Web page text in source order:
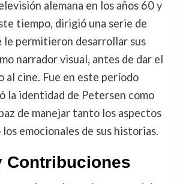
alemana en los años 60 y
tiempo, dirigió una serie de
le permitieron desarrollar sus
narrador visual, antes de dar el
cine. Fue en este período
la identidad de Petersen como
de manejar tanto los aspectos
emocionales de sus historias.
Contribuciones